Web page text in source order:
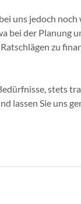
uns jedoch
bei der Planung
zu
stets
lassen Sie uns